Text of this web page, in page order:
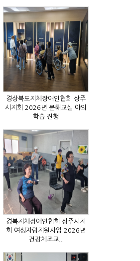
학습 진행
건강체조교..